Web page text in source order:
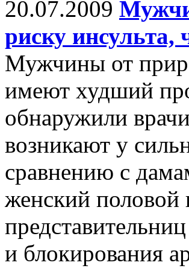
20.07.2009
риску
Мужчины от
имеют худший
обнаружили
возникают у
сравнению с
женский половой
и блокирования